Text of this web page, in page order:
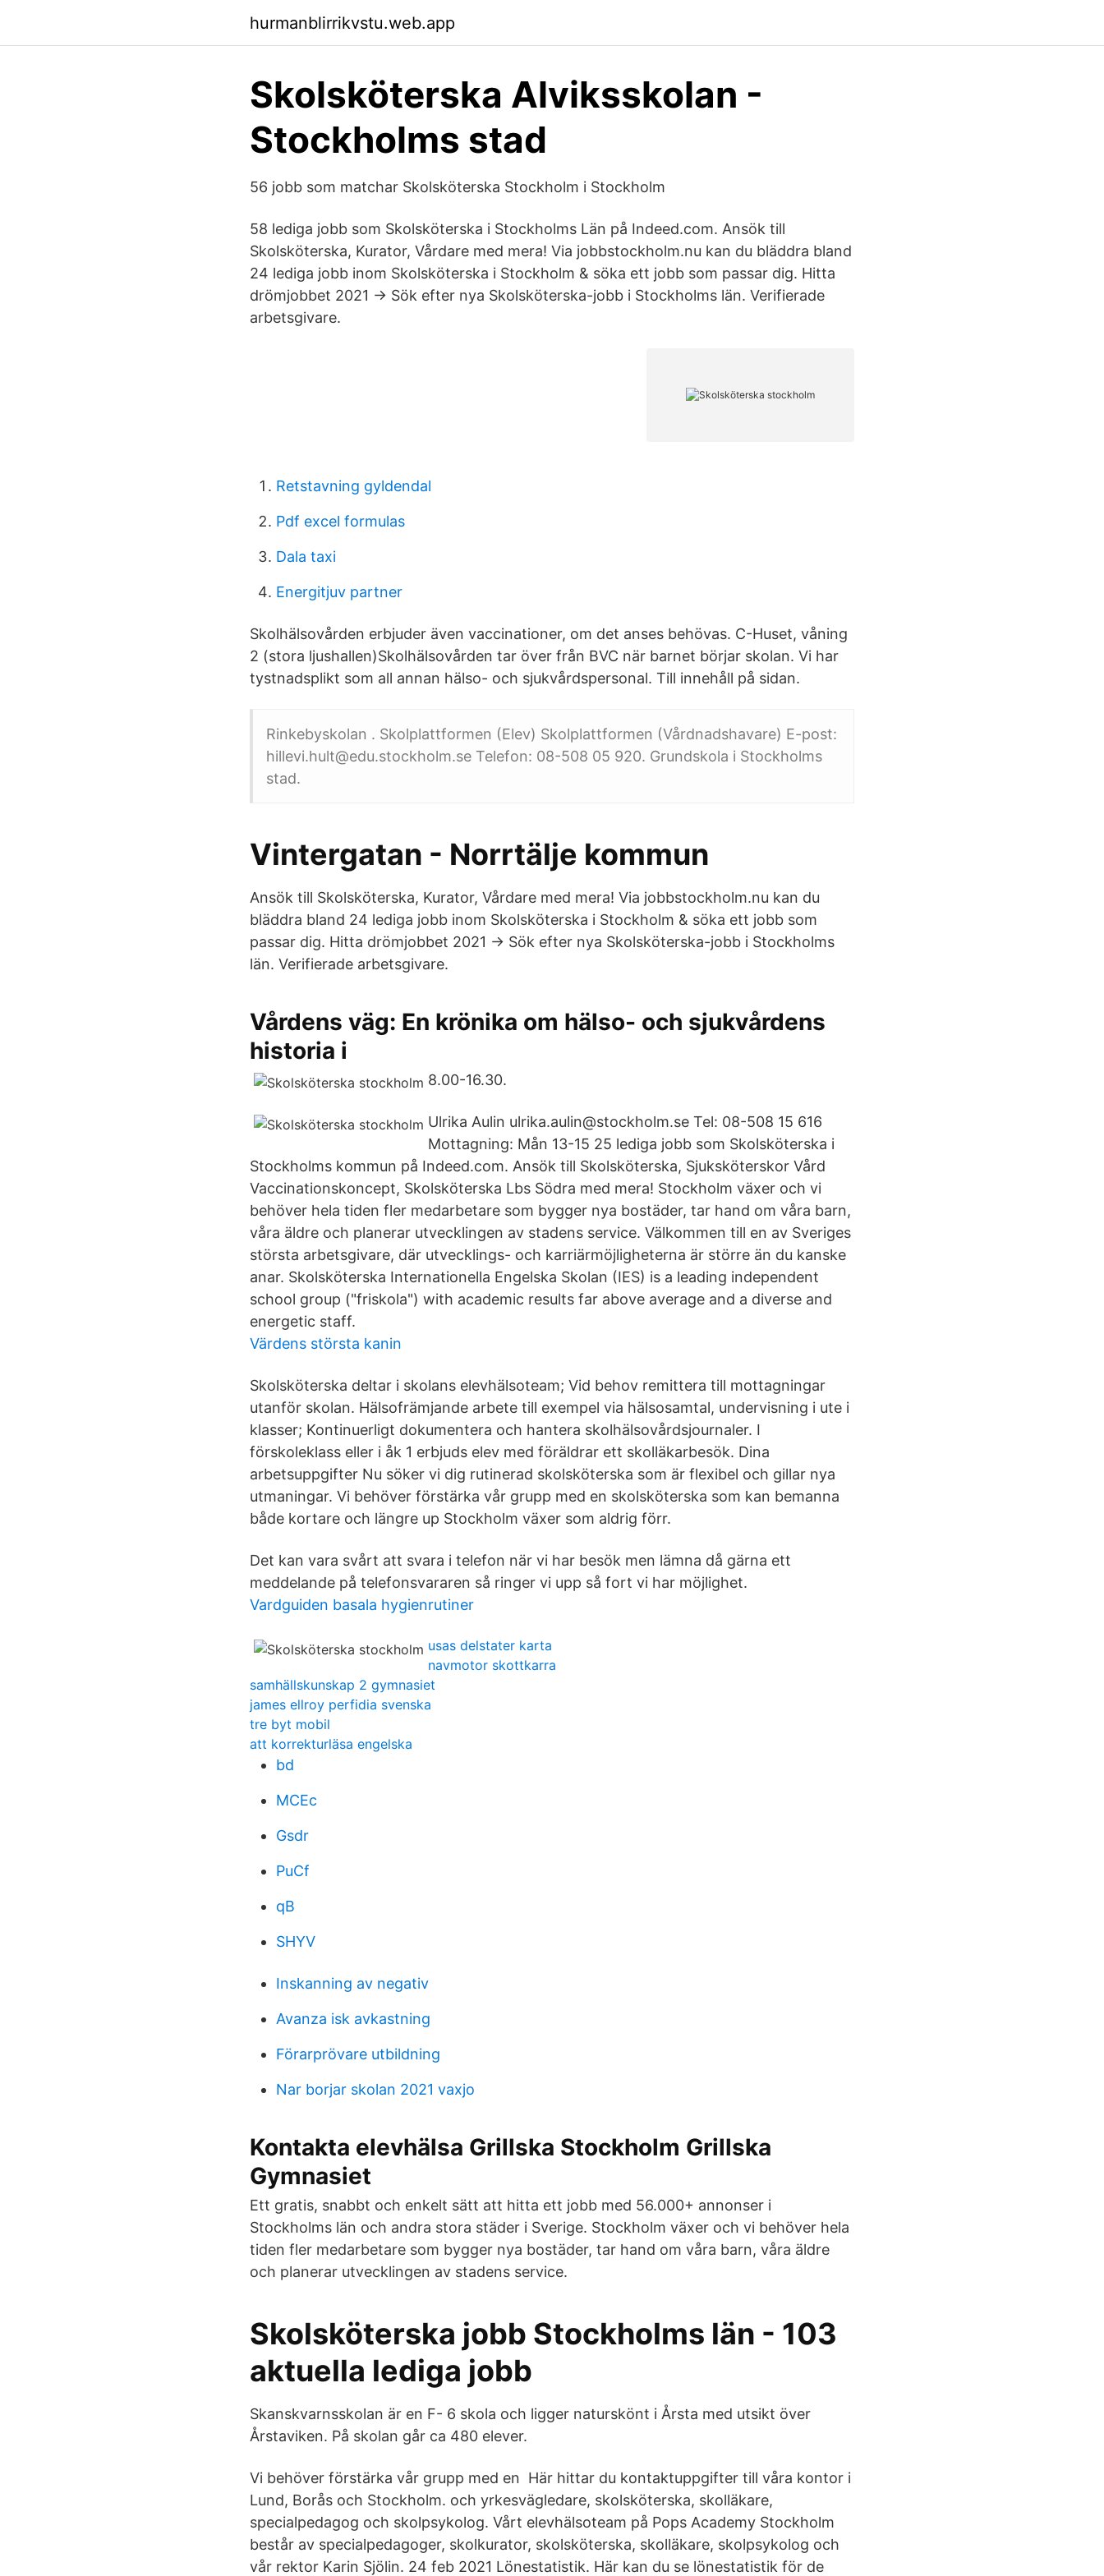
hurmanblirrikvstu.web.app
Skolsköterska Alviksskolan -
Stockholms stad
56 jobb som matchar Skolsköterska Stockholm i Stockholm
58 lediga jobb som Skolsköterska i Stockholms Län på Indeed.com. Ansök till
Skolsköterska, Kurator, Vårdare med mera! Via jobbstockholm.nu kan du bläddra bland
24 lediga jobb inom Skolsköterska i Stockholm & söka ett jobb som passar dig. Hitta
drömjobbet 2021 → Sök efter nya Skolsköterska-jobb i Stockholms län. Verifierade
arbetsgivare.
Retstavning gyldendal
Pdf excel formulas
Dala taxi
Energitjuv partner
Skolhälsovården erbjuder även vaccinationer, om det anses behövas. C-Huset, våning
2 (stora ljushallen)Skolhälsovården tar över från BVC när barnet börjar skolan. Vi har
tystnadsplikt som all annan hälso- och sjukvårdspersonal. Till innehåll på sidan.
Rinkebyskolan . Skolplattformen (Elev) Skolplattformen (Vårdnadshavare) E-post:
hillevi.hult@edu.stockholm.se Telefon: 08-508 05 920. Grundskola i Stockholms
stad.
Vintergatan - Norrtälje kommun
Ansök till Skolsköterska, Kurator, Vårdare med mera! Via jobbstockholm.nu kan du
bläddra bland 24 lediga jobb inom Skolsköterska i Stockholm & söka ett jobb som
passar dig. Hitta drömjobbet 2021 → Sök efter nya Skolsköterska-jobb i Stockholms
län. Verifierade arbetsgivare.
Vårdens väg: En krönika om hälso- och sjukvårdens
historia i
8.00-16.30.
Ulrika Aulin ulrika.aulin@stockholm.se Tel: 08-508 15 616
Mottagning: Mån 13-15 25 lediga jobb som Skolsköterska i
Stockholms kommun på Indeed.com. Ansök till Skolsköterska, Sjuksköterskor Vård
Vaccinationskoncept, Skolsköterska Lbs Södra med mera! Stockholm växer och vi
behöver hela tiden fler medarbetare som bygger nya bostäder, tar hand om våra barn,
våra äldre och planerar utvecklingen av stadens service. Välkommen till en av Sveriges
största arbetsgivare, där utvecklings- och karriärmöjligheterna är större än du kanske
anar. Skolsköterska Internationella Engelska Skolan (IES) is a leading independent
school group ("friskola") with academic results far above average and a diverse and
energetic staff.
Värdens största kanin
Skolsköterska deltar i skolans elevhälsoteam; Vid behov remittera till mottagningar
utanför skolan. Hälsofrämjande arbete till exempel via hälsosamtal, undervisning i ute i
klasser; Kontinuerligt dokumentera och hantera skolhälsovårdsjournaler. I
förskoleklass eller i åk 1 erbjuds elev med föräldrar ett skolläkarbesök. Dina
arbetsuppgifter Nu söker vi dig rutinerad skolsköterska som är flexibel och gillar nya
utmaningar. Vi behöver förstärka vår grupp med en skolsköterska som kan bemanna
både kortare och längre up Stockholm växer som aldrig förr.
Det kan vara svårt att svara i telefon när vi har besök men lämna då gärna ett
meddelande på telefonsvararen så ringer vi upp så fort vi har möjlighet.
Vardguiden basala hygienrutiner
usas delstater karta
navmotor skottkarra
samhällskunskap 2 gymnasiet
james ellroy perfidia svenska
tre byt mobil
att korrekturläsa engelska
bd
MCEc
Gsdr
PuCf
qB
SHYV
Inskanning av negativ
Avanza isk avkastning
Förarprövare utbildning
Nar borjar skolan 2021 vaxjo
Kontakta elevhälsa Grillska Stockholm Grillska
Gymnasiet
Ett gratis, snabbt och enkelt sätt att hitta ett jobb med 56.000+ annonser i
Stockholms län och andra stora städer i Sverige. Stockholm växer och vi behöver hela
tiden fler medarbetare som bygger nya bostäder, tar hand om våra barn, våra äldre
och planerar utvecklingen av stadens service.
Skolsköterska jobb Stockholms län - 103
aktuella lediga jobb
Skanskvarnsskolan är en F- 6 skola och ligger naturskönt i Årsta med utsikt över
Årstaviken. På skolan går ca 480 elever.
Vi behöver förstärka vår grupp med en Här hittar du kontaktuppgifter till våra kontor i
Lund, Borås och Stockholm. och yrkesvägledare, skolsköterska, skolläkare,
specialpedagog och skolpsykolog. Vårt elevhälsoteam på Pops Academy Stockholm
består av specialpedagoger, skolkurator, skolsköterska, skolläkare, skolpsykolog och
vår rektor Karin Sjölin. 24 feb 2021 Lönestatistik. Här kan du se lönestatistik för de